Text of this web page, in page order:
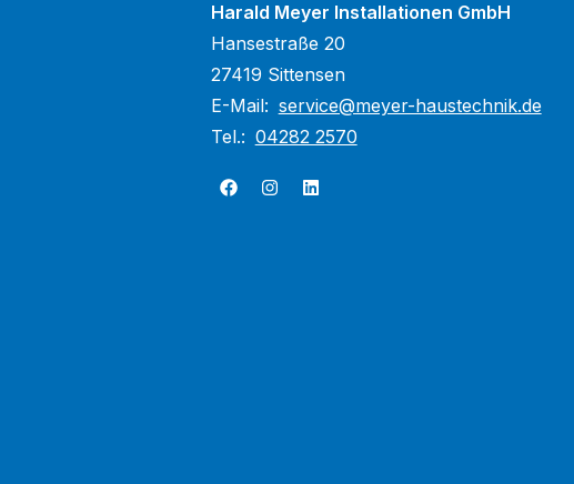
Harald Meyer Installationen GmbH
Hansestraße 20
27419 Sittensen
E-Mail: service@meyer-haustechnik.de
Tel.: 04282 2570